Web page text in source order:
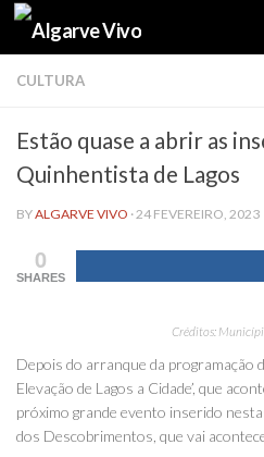
Skip to content
CULTURA
Estão quase a abrir as
Quinhentista de Lagos
BYALGARVE VIVO ·24 FEVEREIRO, 2023
0
SHARES
Créditos:
Depois do arranque da programação
Elevação de Lagos a Cidade’, que
próximo grande evento inserido
dos Descobrimentos, que vai